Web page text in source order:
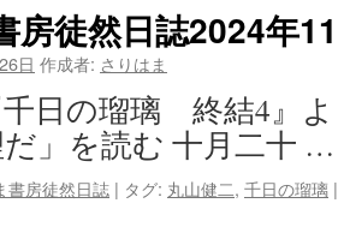
房徒然日誌2024年
日 作成者: さりはま
日の瑠璃 終結4』
だ」を読む 十月二十
書房徒然日誌 | タグ: 丸山健二, 千日の瑠璃 |